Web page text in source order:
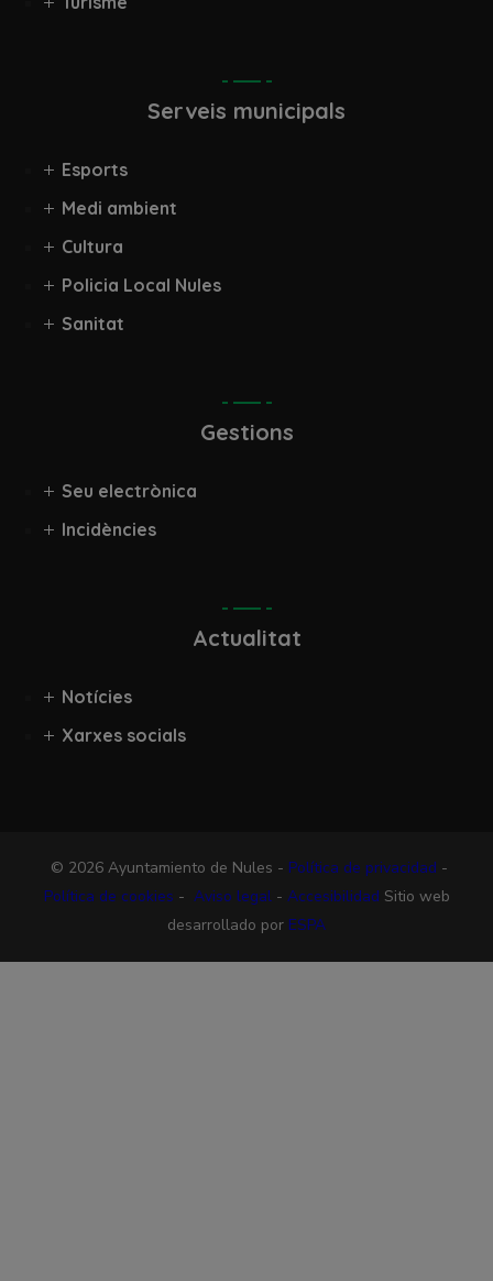
Serveis municipals
Esports
Medi ambient
Cultura
Policia Local Nules
Sanitat
Gestions
Seu electrònica
Incidències
Actualitat
Notícies
Xarxes socials
© 2026 Ayuntamiento de Nules - Política de privacidad -
Política de cookies - Aviso legal- Accesibilidad Sitio web
desarrollado por ESPA